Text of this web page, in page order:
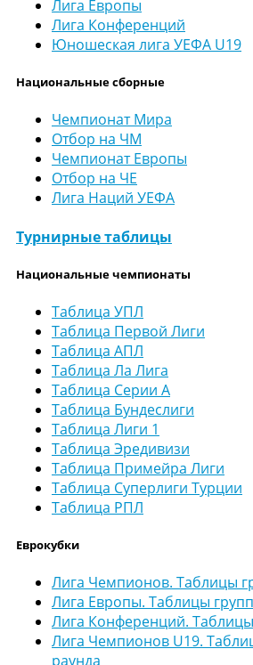
Лига Европы
Лига Конференций
Юношеская лига УЕФА U19
Национальные сборные
Чемпионат Мира
Отбор на ЧМ
Чемпионат Европы
Отбор на ЧЕ
Лига Наций УЕФА
Турнирные таблицы
Национальные чемпионаты
Таблица УПЛ
Таблица Первой Лиги
Таблица АПЛ
Таблица Ла Лига
Таблица Серии А
Таблица Бундеслиги
Таблица Лиги 1
Таблица Эредивизи
Таблица Примейра Лиги
Таблица Суперлиги Турции
Таблица РПЛ
Еврокубки
Лига Чемпионов. Таблицы
Лига Европы. Таблицы
Лига Конференций.
Лига Чемпионов U19.
раунда